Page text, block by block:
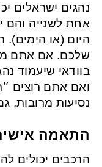
נהגים ישראלים
אחת לשנייה והם
היום (או הימים).
שלכם. אם אתם
בוודאי שיעמוד
ואם אתם רוצים
נסיעות מרובות,
התאמה
הרכבים יכולים